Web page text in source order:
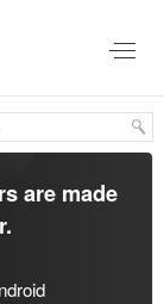
are made
.